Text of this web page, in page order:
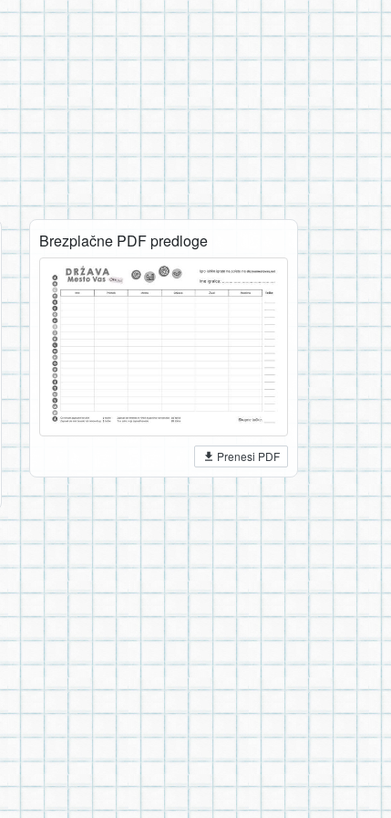
Brezplačne PDF predloge
Prenesi PDF